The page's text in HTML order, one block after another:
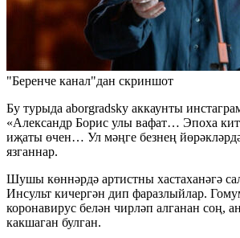
"Беренче канал"дан скриншот
Бу турыда aborgradsky аккаунты
«Александр Борис улы вафат… Эпоха
иҗаты өчен… Ул мәңге безнең
язганнар.
Шушы көннәрдә артистны хастаханәгә
Инсульт кичергән дип фаразлыйлар.
коронавирус белән чирләп алганан соң,
какшаган булган.